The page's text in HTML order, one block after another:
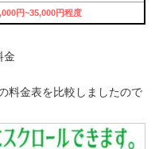
円~35,000円程度
金
料金表を比較しましたので